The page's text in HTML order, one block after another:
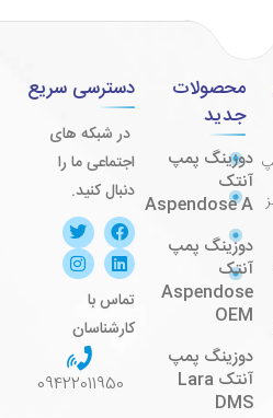
محصولات
جدید
دوزینگ پمپ
آنتک
Aspendose A
دوزینگ پمپ
آنتک
Aspendose
OEM
دوزینگ پمپ
آنتک Lara
DMS
دسترسی سریع
در شبکه های
اجتماعی ما را
دنبال کنید.
تماس با
کارشناسان
09422011950